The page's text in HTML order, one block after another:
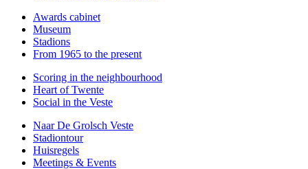
Awards cabinet
Museum
Stadions
From 1965 to the present
Scoring in the neighbourhood
Heart of Twente
Social in the Veste
Naar De Grolsch Veste
Stadiontour
Huisregels
Meetings & Events